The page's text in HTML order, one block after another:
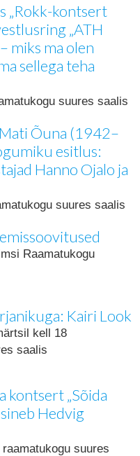
„Rokk-kontsert
„ATH
miks ma olen
sellega teha
suures saalis
Õuna (1942–
esitlus:
Hanno Ojalo ja
suures saalis
Raamatukogu
Kairi Look
kell 18
saalis
kontsert „Sõida
Hedvig
suures